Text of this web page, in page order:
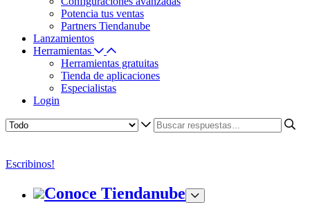
Potencia tus ventas
Partners Tiendanube
Lanzamientos
Herramientas
Herramientas gratuitas
Tienda de aplicaciones
Especialistas
Login
Escribinos!
Conoce Tiendanube